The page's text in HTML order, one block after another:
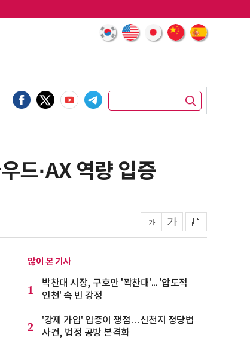
드·AX 역량 입증
많이 본 기사
1
박찬대 시장, 구호만 '꽉찬대'... '압도적
인천' 속 빈 강정
2
'강제 가입' 입증이 쟁점…신천지 정당법
사건, 법정 공방 본격화